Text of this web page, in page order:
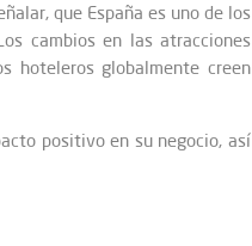
que España es uno de los
cambios en las atracciones
hoteleros globalmente creen
positivo en su negocio, así